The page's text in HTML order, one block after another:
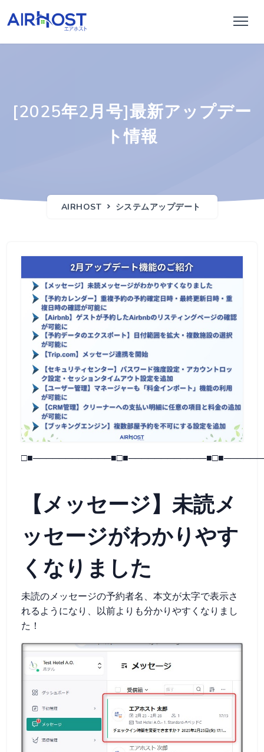
[2025年2月号]最新アップデー
ト情報
AIRHOST システムアップデート
【メッセージ】未読メ
ッセージがわかりやす
くなりました
未読のメッセージの予約者名、本文が太字で表示さ
れるようになり、以前よりも分かりやすくなりまし
た！